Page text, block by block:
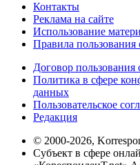
Контакты
Реклама на сайте
Использование
Правила пользования
Договор пользования
Политика в сфере
данных
Пользовательское
Редакция
© 2000-2026,
Субъект в сфере